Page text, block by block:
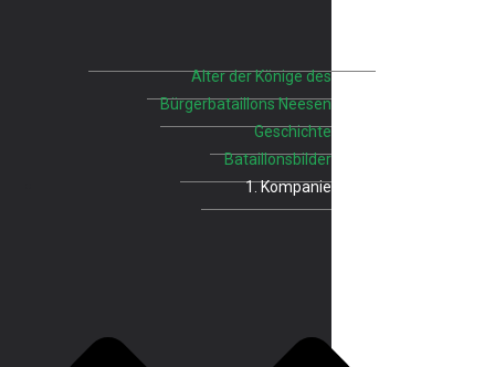
Alter der Könige des
Bürgerbataillons Neesen
Geschichte
Bataillonsbilder
1. Kompanie